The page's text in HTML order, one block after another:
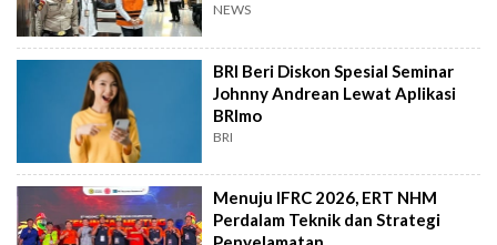
NEWS
BRI Beri Diskon Spesial Seminar
Johnny Andrean Lewat Aplikasi
BRImo
BRI
Menuju IFRC 2026, ERT NHM
Perdalam Teknik dan Strategi